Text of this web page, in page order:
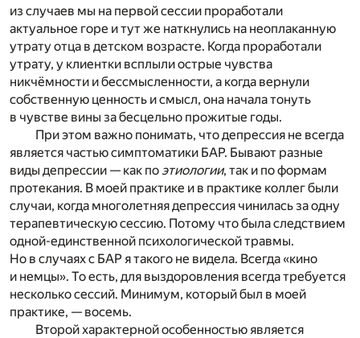
из случаев мы на первой сессии проработали
актуальное горе и тут же наткнулись на неоплаканную
утрату отца в детском возрасте. Когда проработали
утрату, у клиентки всплыли острые чувства
никчёмности и бессмысленности, а когда вернули
собственную ценность и смысл, она начала тонуть
в чувстве вины за бесцельно прожитые годы.
При этом важно понимать, что депрессия не всегда
является частью симптоматики БАР. Бывают разные
виды депрессии — как по этиологии, так и по формам
протекания. В моей практике и в практике коллег были
случаи, когда многолетняя депрессия чинилась за одну
терапевтическую сессию. Потому что была следствием
одной-единственной психологической травмы.
Но в случаях с БАР я такого не видела. Всегда «кино
и немцы». То есть, для выздоровления всегда требуется
несколько сессий. Минимум, который был в моей
практике, — восемь.
Второй характерной особенностью является